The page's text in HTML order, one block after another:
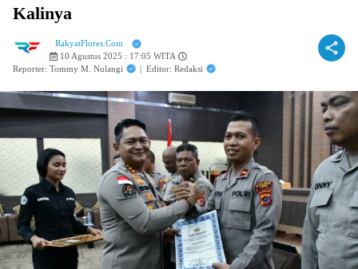
Kalinya
RakyatFlores.Com
10 Agustus 2025 : 17:05 WITA
Reporter: Tommy M. Nulangi
| Editor: Redaksi